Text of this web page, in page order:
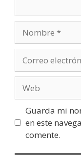
electrónico
Guarda mi
en este
comente.